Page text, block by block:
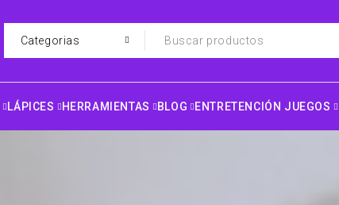
LÁPICES HERRAMIENTAS BLOG ENTRETENCIÓN JUEGOS